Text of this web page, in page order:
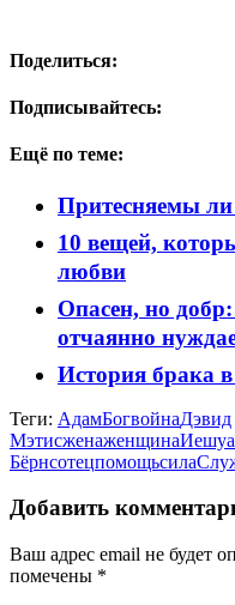
Поделиться:
Подписывайтесь:
Ещё по теме:
Притесняемы
10 вещей,
любви
Опасен, но
отчаянно
История брака в
Теги: АдамБогвойнаДэвид
МэтисженаженщинаИешуа
Бёрнсотецпомощьсила
Добавить
Ваш адрес email не будет
помечены *